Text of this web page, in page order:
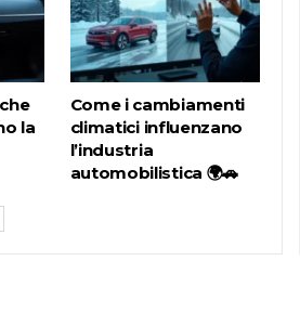
la
Come i cambiamenti
climatici influenzano
l’industria
automobilistica 🌍🚗